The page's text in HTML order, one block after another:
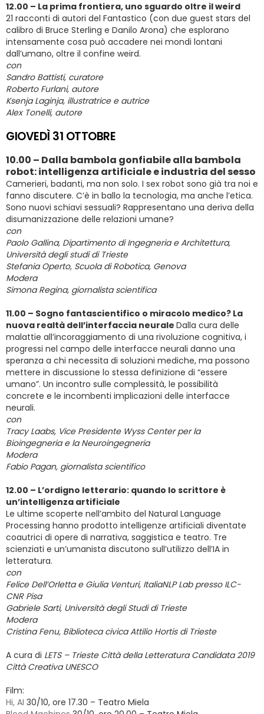
12.00 – La prima frontiera, uno sguardo oltre il weird
21 racconti di autori del Fantastico (con due guest stars del
calibro di Bruce Sterling e Danilo Arona) che esplorano
intensamente cosa può accadere nei mondi lontani
dall’umano, oltre il confine weird.
con
Sandro Battisti, curatore
Roberto Furlani, autore
Ksenja Laginja, illustratrice e autrice
Alex Tonelli, autore
GIOVEDÌ 31 OTTOBRE
10.00 – Dalla bambola gonfiabile alla bambola
robot: intelligenza artificiale e industria del sesso
Camerieri, badanti, ma non solo. I sex robot sono già tra noi e
fanno discutere. C’è in ballo la tecnologia, ma anche l’etica.
Sono nuovi schiavi sessuali? Rappresentano una deriva della
disumanizzazione delle relazioni umane?
con
Paolo Gallina, Dipartimento di Ingegneria e Architettura,
Università degli studi di Trieste
Stefania Operto, Scuola di Robotica, Genova
Modera
Simona Regina, giornalista scientifica
11.00 – Sogno fantascientifico o miracolo medico? La
nuova realtà dell’interfaccia neurale Dalla cura delle
malattie all’incoraggiamento di una rivoluzione cognitiva, i
progressi nel campo delle interfacce neurali danno una
speranza a chi necessita di soluzioni mediche, ma possono
mettere in discussione lo stessa definizione di “essere
umano”. Un incontro sulle complessità, le possibilità
concrete e le incombenti implicazioni delle interfacce
neurali.
con
Tracy Laabs, Vice Presidente Wyss Center per la
Bioingegneria e la Neuroingegneria
Modera
Fabio Pagan, giornalista scientifico
12.00 – L’ordigno letterario: quando lo scrittore è
un’intelligenza artificiale
Le ultime scoperte nell’ambito del Natural Language
Processing hanno prodotto intelligenze artificiali diventate
coautrici di opere di narrativa, saggistica e teatro. Tre
scienziati e un’umanista discutono sull’utilizzo dell’IA in
letteratura.
con
Felice Dell’Orletta e Giulia Venturi, ItaliaNLP Lab presso ILC-
CNR Pisa
Gabriele Sarti, Università degli Studi di Trieste
Modera
Cristina Fenu, Biblioteca civica Attilio Hortis di Trieste
A cura di LETS – Trieste Città della Letteratura Candidata 2019
Città Creativa UNESCO
Film:
Hi, AI 30/10, ore 17.30 – Teatro Miela